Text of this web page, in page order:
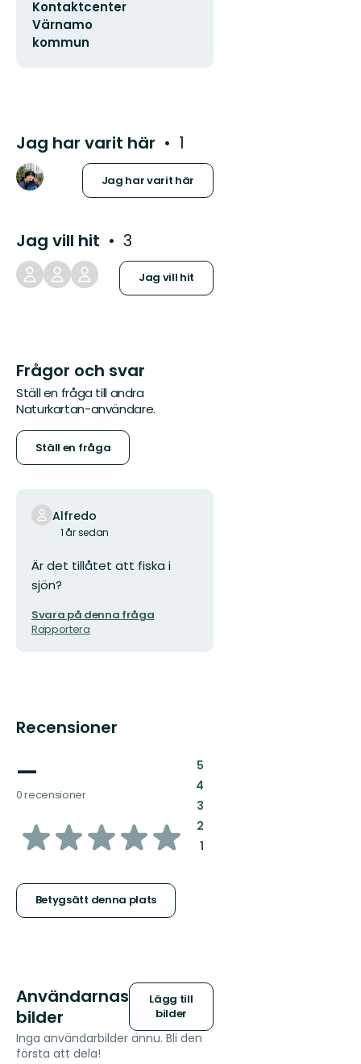
postadress
Kontaktcenter
Värnamo
kommun
Jag har varit här 1
Jag har varit här
Jag vill hit 3
Jag vill hit
Frågor och svar
Ställ en fråga till andra
Naturkartan-användare.
Ställ en fråga
Alfredo
1 år sedan
Är det tillåtet att fiska i
sjön?
Svara på denna fråga
Rapportera
Recensioner
—
0 recensioner
av
stjärnor
Betygsätt denna plats
5:
4:
3:
2:
1:
Användarnas
bilder
Lägg till
bilder
Inga användarbilder ännu. Bli den
första att dela!